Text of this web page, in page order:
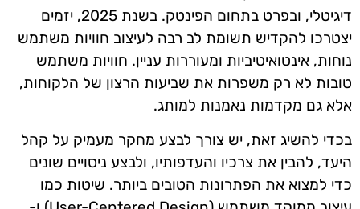
דיגיטלי, ובפרט בתחום הפינטק. בשנת 2025, יזמים
יצטרכו להקדיש תשומת לב רבה לעיצוב חוויות משתמש
נוחות, אינטואיטיביות ומעוררות עניין. חוויות משתמש
טובות לא רק משפרות את שביעות הרצון של הלקוחות,
אלא גם מקדמות נאמנות למותג.
בכדי להשיג זאת, יש צורך לבצע מחקר מעמיק על קהל
היעד, להבין את צרכיו והעדפותיו, ולבצע ניסויים שונים
כדי למצוא את הפתרונות הטובים ביותר. שיטות כמו